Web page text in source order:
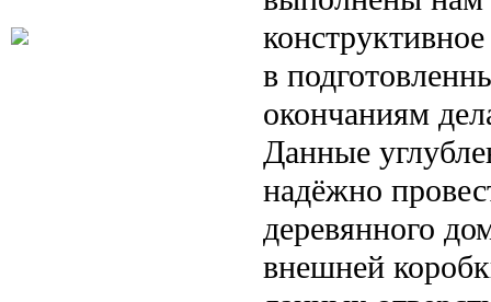
в
окончаниям
Данные
надёжно
деревянного
внешней